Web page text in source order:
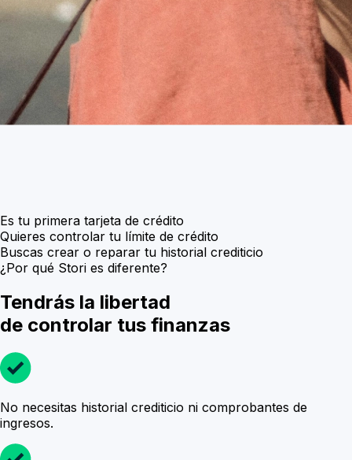
Es tu primera tarjeta de crédito
Quieres controlar tu límite de crédito
Buscas crear o reparar tu historial crediticio
¿Por qué Stori es diferente?
Tendrás la libertad
de controlar tus finanzas
No necesitas historial crediticio ni comprobantes de
ingresos.